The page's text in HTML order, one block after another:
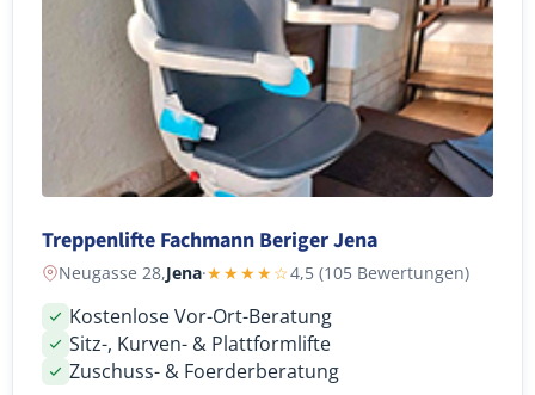
Treppenlifte Fachmann Beriger Jena
Neugasse 28,Jena·★★★★☆4,5 (105 Bewertungen)
Kostenlose Vor-Ort-Beratung
Sitz-, Kurven- & Plattformlifte
Zuschuss- & Foerderberatung